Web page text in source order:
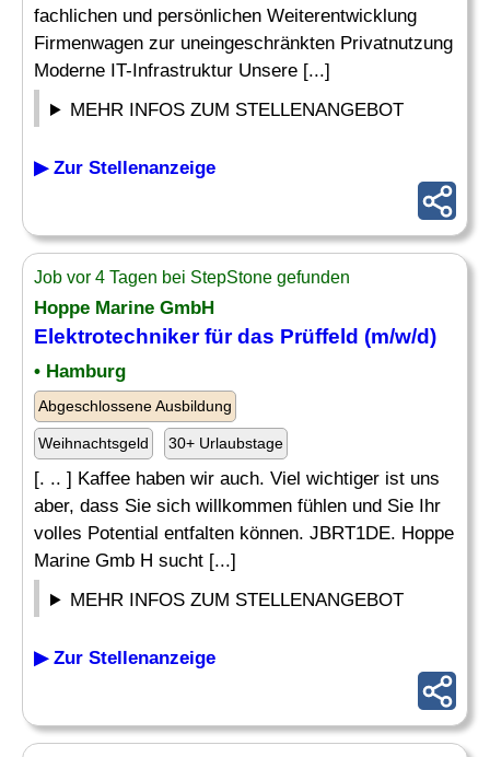
fachlichen und persönlichen Weiterentwicklung
Firmenwagen zur uneingeschränkten Privatnutzung
Moderne IT-Infrastruktur Unsere [...]
MEHR INFOS ZUM STELLENANGEBOT
▶ Zur Stellenanzeige
Job vor 4 Tagen bei StepStone gefunden
Hoppe Marine GmbH
Elektrotechnikerfür das Prüffeld (m/w/d)
• Hamburg
Abgeschlossene Ausbildung
Weihnachtsgeld 30+ Urlaubstage
[. .. ] Kaffee haben wir auch. Viel wichtiger ist uns
aber, dass Sie sich willkommen fühlen und Sie Ihr
volles Potential entfalten können. JBRT1DE. Hoppe
Marine Gmb H sucht [...]
MEHR INFOS ZUM STELLENANGEBOT
▶ Zur Stellenanzeige